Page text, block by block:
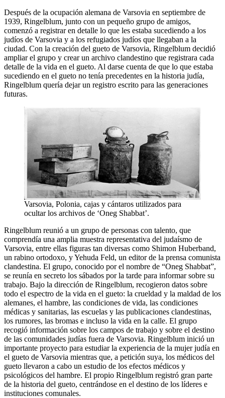
Después de la ocupación alemana de Varsovia en septiembre de
1939, Ringelblum, junto con un pequeño grupo de amigos,
comenzó a registrar en detalle lo que les estaba sucediendo a los
judíos de Varsovia y a los refugiados judíos que llegaban a la
ciudad. Con la creación del gueto de Varsovia, Ringelblum decidió
ampliar el grupo y crear un archivo clandestino que registrara cada
detalle de la vida en el gueto. Al darse cuenta de que lo que estaba
sucediendo en el gueto no tenía precedentes en la historia judía,
Ringelblum quería dejar un registro escrito para las generaciones
futuras.
Varsovia, Polonia, cajas y cántaros utilizados para
ocultar los archivos de ‘Oneg Shabbat’.
Ringelblum reunió a un grupo de personas con talento, que
comprendía una amplia muestra representativa del judaísmo de
Varsovia, entre ellas figuras tan diversas como Shimon Huberband,
un rabino ortodoxo, y Yehuda Feld, un editor de la prensa comunista
clandestina. El grupo, conocido por el nombre de “Oneg Shabbat”,
se reunía en secreto los sábados por la tarde para informar sobre su
trabajo. Bajo la dirección de Ringelblum, recogieron datos sobre
todo el espectro de la vida en el gueto: la crueldad y la maldad de los
alemanes, el hambre, las condiciones de vida, las condiciones
médicas y sanitarias, las escuelas y las publicaciones clandestinas,
los rumores, las bromas e incluso la vida en la calle. El grupo
recogió información sobre los campos de trabajo y sobre el destino
de las comunidades judías fuera de Varsovia. Ringelblum inició un
importante proyecto para estudiar la experiencia de la mujer judía en
el gueto de Varsovia mientras que, a petición suya, los médicos del
gueto llevaron a cabo un estudio de los efectos médicos y
psicológicos del hambre. El propio Ringelblum registró gran parte
de la historia del gueto, centrándose en el destino de los líderes e
instituciones comunales.